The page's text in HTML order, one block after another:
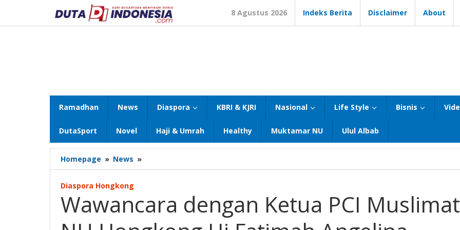
konten
8 Agustus 2026 Indeks Berita Disclaimer About
Ramadhan News Diaspora KBRI & KJRI Nasional Life Style Bisnis
DutaSport Novel Haji & Umrah Healthy Muktamar NU Ulul Albab
Homepage » News »
dengan
Muslimat
NU
Hongkong
Diaspora Hongkong
Wawancara dengan Ketua PCI Muslimat